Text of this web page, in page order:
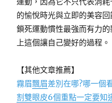
的愉悅時光與立即的美容
鎖死運動慣性最強而有力
上這個讓自己變好的過程。
【其他文章推薦】
霧眉飄眉差別在哪?哪一個
割雙眼皮6個重點一定要知